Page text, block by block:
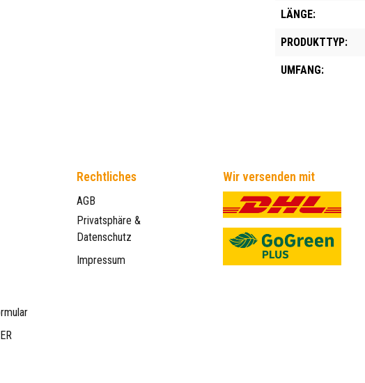
LÄNGE:
PRODUKTTYP:
UMFANG:
Rechtliches
AGB
Privatsphäre &
Datenschutz
Impressum
Wir versenden mit